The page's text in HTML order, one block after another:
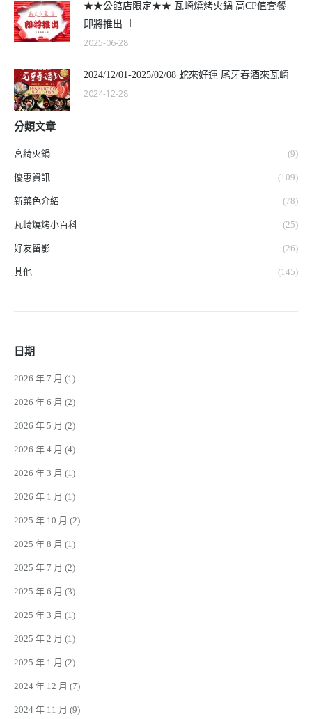
★★公館店限定★★ 瓦崎燒烤火鍋 高CP值套餐
即將推出 Ⅰ
2025-06-28
2024/12/01-2025/02/08 蛇來好運 尾牙春酒來瓦崎
2024-12-28
分類文章
宮綺火鍋 (9)
優惠資訊 (109)
新菜色介紹 (78)
瓦崎燒烤小百科 (25)
好友留影 (26)
其他 (145)
日期
2026 年 7 月 (1)
2026 年 6 月 (2)
2026 年 5 月 (2)
2026 年 4 月 (4)
2026 年 3 月 (1)
2026 年 1 月 (1)
2025 年 10 月 (2)
2025 年 8 月 (1)
2025 年 7 月 (2)
2025 年 6 月 (3)
2025 年 3 月 (1)
2025 年 2 月 (1)
2025 年 1 月 (2)
2024 年 12 月 (7)
2024 年 11 月 (9)